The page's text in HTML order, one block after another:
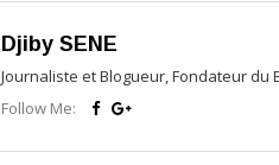
Djiby SENE
Journaliste et Blogueur, Fondateur du
Follow Me: